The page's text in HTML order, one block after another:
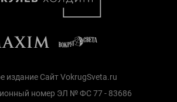
издание Сайт VokrugSveta.ru
номер ЭЛ № ФС 77 - 83686